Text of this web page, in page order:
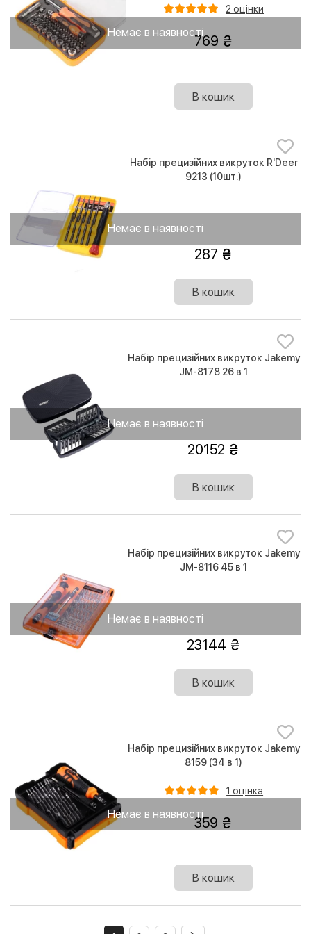
Немає в наявності
2 оцінки
769
В кошик
Немає в наявності
Набір прецизійних викруток R'Deer
9213 (10шт.)
287
В кошик
Немає в наявності
Набір прецизійних викруток Jakemy
JM-8178 26 в 1
20152
В кошик
Немає в наявності
Набір прецизійних викруток Jakemy
JM-8116 45 в 1
23144
В кошик
Немає в наявності
Набір прецизійних викруток Jakemy
8159 (34 в 1)
1 оцінка
359
В кошик